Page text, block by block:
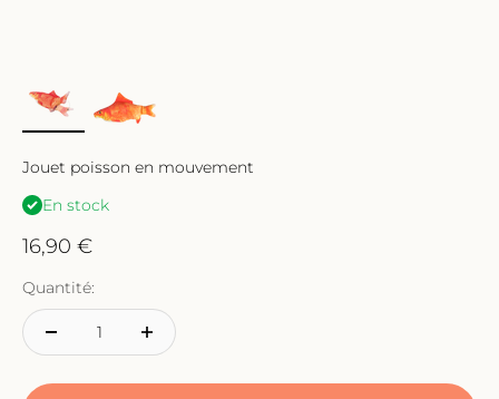
Jouet poisson en mouvement
En stock
Prix de vente
16,90 €
Quantité: